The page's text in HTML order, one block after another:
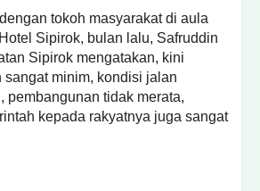
tokoh masyarakat di aula
Sipirok, bulan lalu, Safruddin
Sipirok mengatakan, kini
sangat minim, kondisi jalan
pembangunan tidak merata,
kepada rakyatnya juga sangat